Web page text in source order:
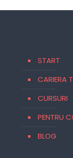
START
CARIERA
CURSURI
PENTRU
BLOG